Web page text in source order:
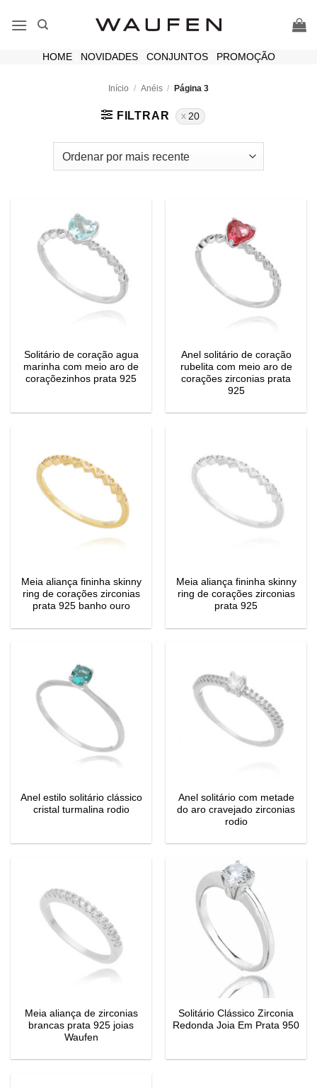
HOME| NOVIDADES| CONJUNTOS| PROMOÇÃO
Início / Anéis / Página 3
FILTRAR 20
Solitário de coração agua
marinha com meio aro de
coraçõezinhos prata 925
Anel solitário de coração
rubelita com meio aro de
corações zirconias prata
925
Meia aliança fininha skinny
ring de corações zirconias
prata 925 banho ouro
Meia aliança fininha skinny
ring de corações zirconias
prata 925
Anel estilo solitário clássico
cristal turmalina rodio
Anel solitário com metade
do aro cravejado zirconias
rodio
Meia aliança de zirconias
brancas prata 925 joias
Waufen
Solitário Clássico Zirconia
Redonda Joia Em Prata 950